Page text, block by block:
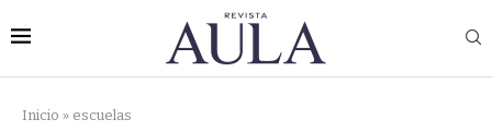
Inicio » escuelas